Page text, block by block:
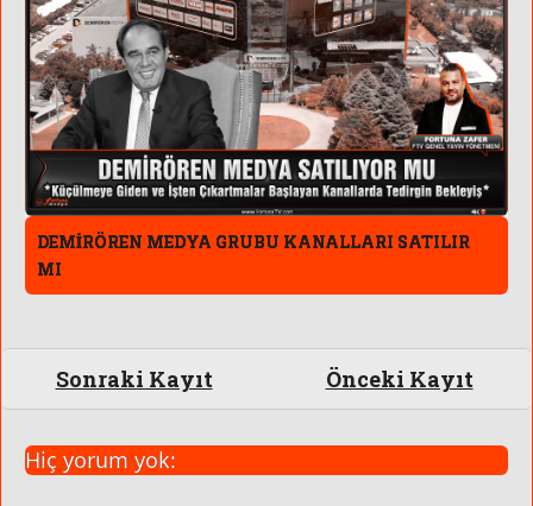
DEMİRÖREN MEDYA GRUBU KANALLARI SATILIR
MI
Sonraki Kayıt Önceki Kayıt
Hiç yorum yok: